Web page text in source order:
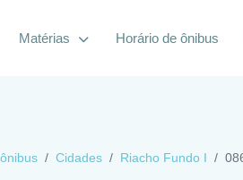
Matérias Horário de ônibus
Cidades Riacho Fundo I